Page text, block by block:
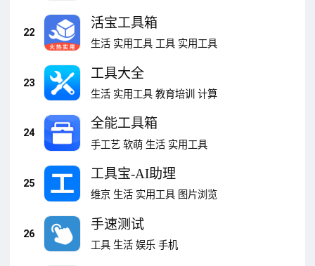
22
活宝工具箱
生活 实用工具 工具 实用工具
23
工具大全
生活 实用工具 教育培训 计算
24
全能工具箱
手工艺 软萌 生活 实用工具
25
工具宝-AI助理
维京 生活 实用工具 图片浏览
26
手速测试
工具 生活 娱乐 手机